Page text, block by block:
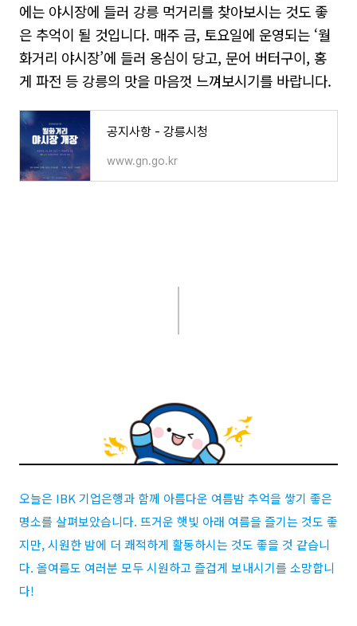
에는 야시장에 들러 강릉 먹거리를 찾아보시는 것도 좋
은 추억이 될 것입니다. 매주 금, 토요일에 운영되는 ‘월
화거리 야시장’에 들러 옹심이 당고, 문어 버터구이, 홍
게 파전 등 강릉의 맛을 마음껏 느껴보시기를 바랍니다.
공지사항 - 강릉시청
www.gn.go.kr
오늘은 IBK 기업은행과 함께 아름다운 여름밤 추억을 쌓기 좋은
명소를 살펴보았습니다. 뜨거운 햇빛 아래 여름을 즐기는 것도 좋
지만,시원한 밤에 더 쾌적하게 활동하시는 것도 좋을 것 같습니
다. 올여름도 여러분 모두 시원하고 즐겁게 보내시기를 소망합니
다!